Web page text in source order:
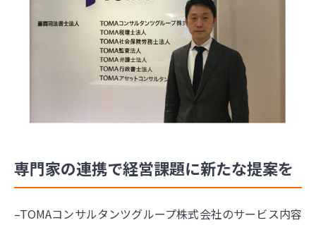
専門家の連携で経営課題に新たな提案を
–TOMAコンサルタンツグループ株式会社のサービス内容